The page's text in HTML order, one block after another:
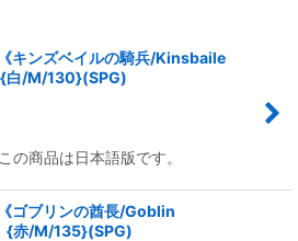
絞り込む
キンズベイルの騎兵/Kinsbaile
白/M/130}(SPG)
の商品は日本語版です。
ゴブリンの酋長/Goblin
{赤/M/135}(SPG)